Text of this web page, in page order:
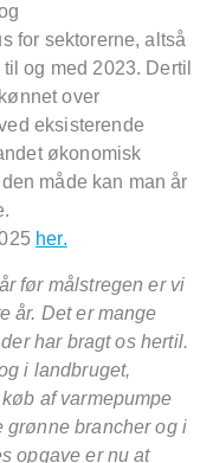
for sektorerne, altså
og med 2023. Dertil
over
eksisterende
økonomisk
måde kan man år
her.
før målstregen er vi
år. Det er mange
har bragt os hertil.
i landbruget,
af varmepumpe
grønne brancher og i
opgave er nu at